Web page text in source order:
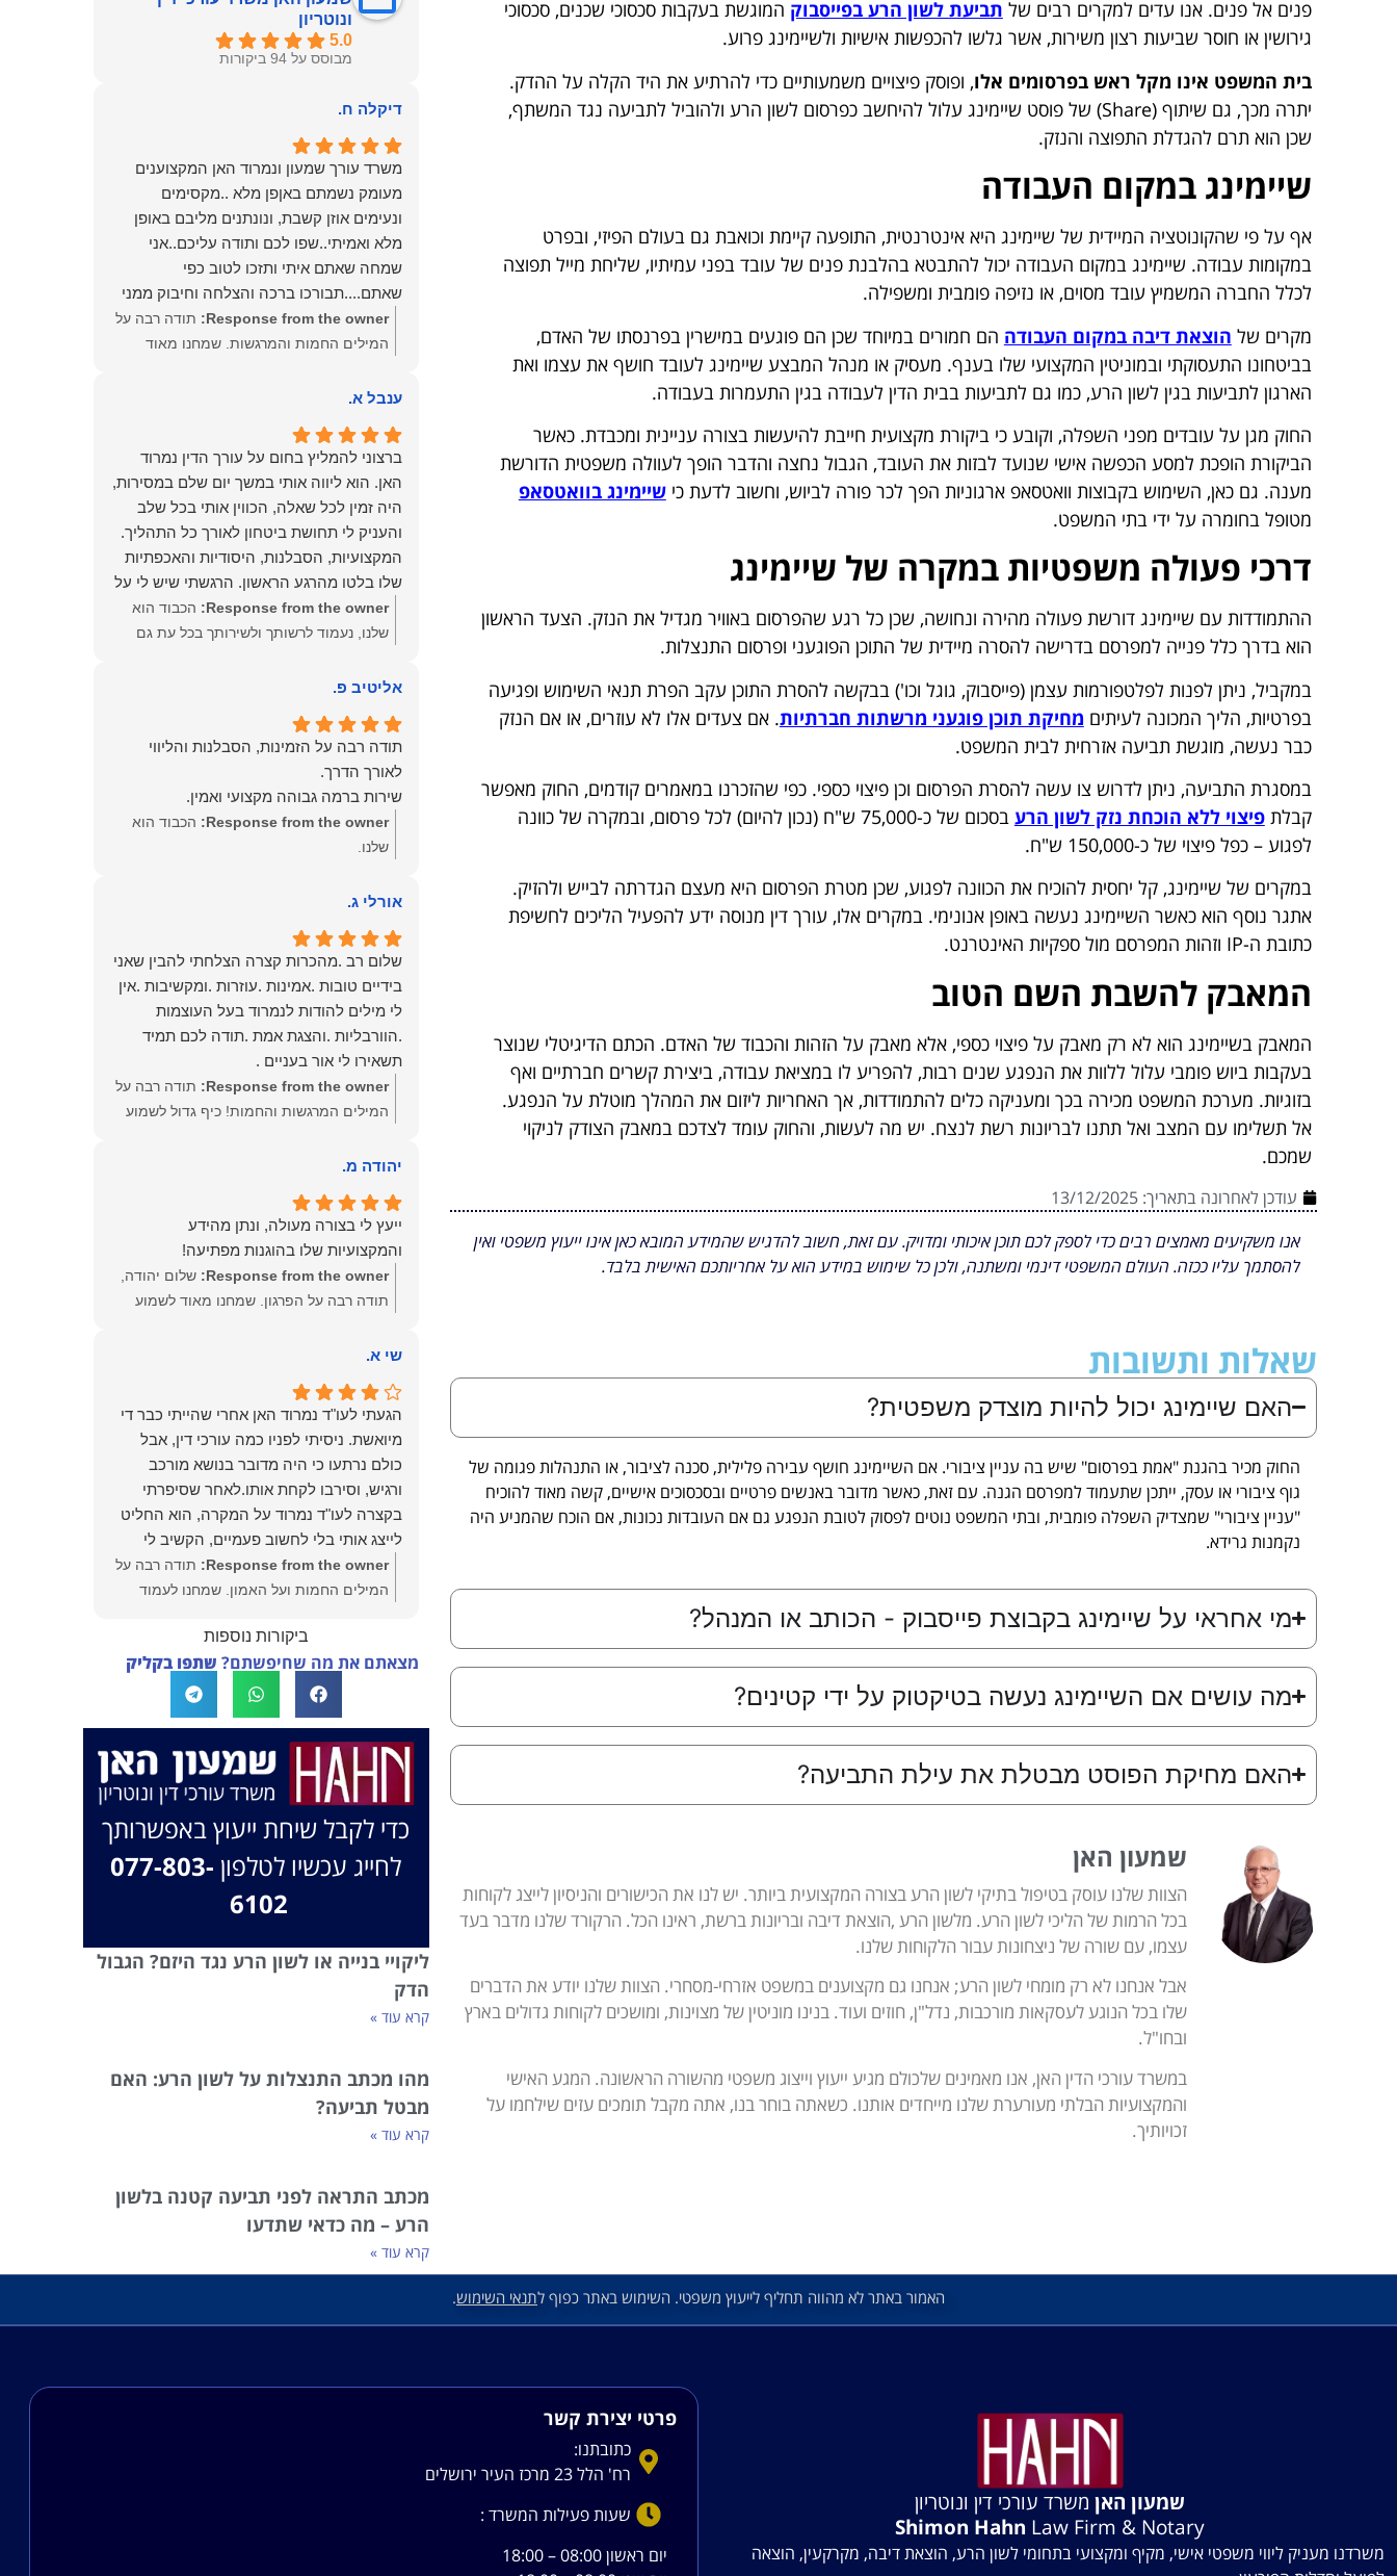
פנים אל פנים. אנו עדים למקרים רבים של תביעת לשון הרע בפייסבוק המוגשת בעקבות סכסוכי שכנים, סכסוכי
גירושין או חוסר שביעות רצון משירות, אשר גלשו להכפשות אישיות ולשיימינג פרוע.
בית המשפט אינו מקל ראש בפרסומים אלו, ופוסק פיצויים משמעותיים כדי להרתיע את היד הקלה על ההדק.
יתרה מכך, גם שיתוף (Share) של פוסט שיימינג עלול להיחשב כפרסום לשון הרע ולהוביל לתביעה נגד המשתף,
שכן הוא תרם להגדלת התפוצה והנזק.
שיימינג במקום העבודה
אף על פי שהקונוטציה המיידית של שיימינג היא אינטרנטית, התופעה קיימת וכואבת גם בעולם הפיזי, ובפרט
במקומות עבודה. שיימינג במקום העבודה יכול להתבטא בהלבנת פנים של עובד בפני עמיתיו, שליחת מייל תפוצה
לכלל החברה המשמיץ עובד מסוים, או נזיפה פומבית ומשפילה.
מקרים של הוצאת דיבה במקום העבודה הם חמורים במיוחד שכן הם פוגעים במישרין בפרנסתו של האדם,
בביטחונו התעסוקתי ובמוניטין המקצועי שלו בענף. מעסיק או מנהל המבצע שיימינג לעובד חושף את עצמו ואת
הארגון לתביעות בגין לשון הרע, כמו גם לתביעות בבית הדין לעבודה בגין התעמרות בעבודה.
החוק מגן על עובדים מפני השפלה, וקובע כי ביקורת מקצועית חייבת להיעשות בצורה עניינית ומכבדת. כאשר
הביקורת הופכת למסע הכפשה אישי שנועד לבזות את העובד, הגבול נחצה והדבר הופך לעוולה משפטית הדורשת
מענה. גם כאן, השימוש בקבוצות וואטסאפ ארגוניות הפך לכר פורה לביוש, וחשוב לדעת כישיימינג בוואטסאפ
מטופל בחומרה על ידי בתי המשפט.
דרכי פעולה משפטיות במקרה של שיימינג
ההתמודדות עם שיימינג דורשת פעולה מהירה ונחושה, שכן כל רגע שהפרסום באוויר מגדיל את הנזק. הצעד הראשון
הוא בדרך כלל פנייה למפרסם בדרישה להסרה מיידית של התוכן הפוגעני ופרסום התנצלות.
במקביל, ניתן לפנות לפלטפורמות עצמן (פייסבוק, גוגל וכו') בבקשה להסרת התוכן עקב הפרת תנאי השימוש ופגיעה
בפרטיות, הליך המכונה לעיתים מחיקת תוכן פוגעני מרשתות חברתיות. אם צעדים אלו לא עוזרים, או אם הנזק
כבר נעשה, מוגשת תביעה אזרחית לבית המשפט.
במסגרת התביעה, ניתן לדרוש צו עשה להסרת הפרסום וכן פיצוי כספי. כפי שהזכרנו במאמרים קודמים, החוק מאפשר
קבלתפיצוי ללא הוכחת נזק לשון הרע
בסכום של כ-75,000 ש"ח (נכון להיום) לכל פרסום, ובמקרה של כוונה
לפגוע – כפל פיצוי של כ-150,000 ש"ח.
במקרים של שיימינג, קל יחסית להוכיח את הכוונה לפגוע, שכן מטרת הפרסום היא מעצם הגדרתה לבייש ולהזיק.
אתגר נוסף הוא כאשר השיימינג נעשה באופן אנונימי. במקרים אלו, עורך דין מנוסה ידע להפעיל הליכים לחשיפת
כתובת ה-IP וזהות המפרסם מול ספקיות האינטרנט.
המאבק להשבת השם הטוב
המאבק בשיימינג הוא לא רק מאבק על פיצוי כספי, אלא מאבק על הזהות והכבוד של האדם. הכתם הדיגיטלי שנוצר
בעקבות ביוש פומבי עלול ללוות את הנפגע שנים רבות, להפריע לו במציאת עבודה, ביצירת קשרים חברתיים ואף
בזוגיות. מערכת המשפט מכירה בכך ומעניקה כלים להתמודדות, אך האחריות ליזום את המהלך מוטלת על הנפגע.
אל תשלימו עם המצב ואל תתנו לבריונות רשת לנצח. יש מה לעשות, והחוק עומד לצדכם במאבק הצודק לניקוי
שמכם.
עודכן לאחרונה בתאריך: 13/12/2025
אנו משקיעים מאמצים רבים כדי לספק לכם תוכן איכותי ומדויק. עם זאת, חשוב להדגיש שהמידע המובא כאן אינו ייעוץ משפטי ואין
להסתמך עליו ככזה. העולם המשפטי דינמי ומשתנה, ולכן כל שימוש במידע הוא על אחריותכם האישית בלבד.
שאלות ותשובות
האם שיימינג יכול להיות מוצדק משפטית?
החוק מכיר בהגנת "אמת בפרסום" שיש בה עניין ציבורי. אם השיימינג חושף עבירה פלילית, סכנה לציבור, או התנהלות פגומה של
גוף ציבורי או עסק, ייתכן שתעמוד למפרסם הגנה. עם זאת, כאשר מדובר באנשים פרטיים ובסכסוכים אישיים, קשה מאוד להוכיח
"עניין ציבורי" שמצדיק השפלה פומבית, ובתי המשפט נוטים לפסוק לטובת הנפגע גם אם העובדות נכונות, אם הוכח שהמניע היה
נקמנות גרידא.
מי אחראי על שיימינג בקבוצת פייסבוק - הכותב או המנהל?
מה עושים אם השיימינג נעשה בטיקטוק על ידי קטינים?
האם מחיקת הפוסט מבטלת את עילת התביעה?
שמעון האן
הצוות שלנו עוסק בטיפול בתיקי לשון הרע בצורה המקצועית ביותר. יש לנו את הכישורים והניסיון לייצג לקוחות
בכל הרמות של הליכי לשון הרע. מלשון הרע ,הוצאת דיבה ובריונות ברשת, ראינו הכל. הרקורד שלנו מדבר בעד
עצמו, עם שורה של ניצחונות עבור הלקוחות שלנו.
אבל אנחנו לא רק מומחי לשון הרע; אנחנו גם מקצוענים במשפט אזרחי-מסחרי. הצוות שלנו יודע את הדברים
שלו בכל הנוגע לעסקאות מורכבות, נדל"ן, חוזים ועוד. בנינו מוניטין של מצוינות, ומושכים לקוחות גדולים בארץ
ובחו"ל.
במשרד עורכי הדין האן, אנו מאמינים שלכולם מגיע ייעוץ וייצוג משפטי מהשורה הראשונה. המגע האישי
והמקצועיות הבלתי מעורערת שלנו מייחדים אותנו. כשאתה בוחר בנו, אתה מקבל תומכים עזים שילחמו על
זכויותיך.
ונוטריון
5.0
מבוסס על 94 ביקורות
דיקלה ח.
משרד עורך שמעון ונמרוד האן המקצוענים
מעומק נשמתם באןפן מלא ..מקסימים
ונעימים אוזן קשבת, ונונתנים מליבם באופן
מלא ואמיתי..שפו לכם ותודה עליכם..אני
שמחה שאתם איתי ותזכו לטוב כפי
שאתם....תבורכו ברכה והצלחה וחיבוק ממני
🙂😘💓
Response from the owner:
תודה רבה על
המילים החמות והמרגשות. שמחנו מאוד
שנתת בנו ונמשיך לעמוד לצידך וללוות אותך
הצלחה, ברכה ובשורות טובות. שמעון האן
משרד עורכי דין ונוטריון
ענבל א.
ברצוני להמליץ בחום על עורך הדין נמרוד
האן. הוא ליווה אותי במשך יום שלם במסירות,
היה זמין לכל שאלה, הכווין אותי בכל שלב
והעניק לי תחושת ביטחון לאורך כל התהליך.
המקצועיות, הסבלנות, היסודיות והאכפתיות
שלו בלטו מהרגע הראשון. הרגשתי שיש לי על
מי לסמוך, ואני ממליצה עליו מכל הלב לכל מי
שמחפש עורך דין מקצועי, אמין ומסור.
Response from the owner:
הכבוד הוא
שלנו, נעמוד לרשותך ולשירותך בכל עת גם
אליטיב פ.
תודה רבה על הזמינות, הסבלנות והליווי
שירות ברמה גבוהה מקצועי ואמין.
Response from the owner:
הכבוד הוא
שלנו.
אורלי ג.
שלום רב .מהכרות קצרה הצלחתי להבין שאני
בידיים טובות .אמינות .עוזרות .ומקשיבות .אין
לי מילים להודות לנמרוד בעל העוצמות
.הוורבליות .והצגת אמת .תודה לכם תמיד
תשאירו לי אור בעניים .
Response from the owner:
תודה רבה על
המילים המרגשות והחמות! כיף גדול לשמוע
שווה את הכל. נשמח תמיד לעמוד לרשותך!
יהודה מ.
ייעץ לי בצורה מעולה, ונתן מהידע
והמקצועיות שלו בהוגנות מפתיעה!
Response from the owner:
שלום יהודה,
תודה רבה על הפרגון. שמחנו מאוד לשמוע
הוגנות ומקצועיות הן מעל הכל. נשמח תמיד
שי א.
הגעתי לעו"ד נמרוד האן אחרי שהייתי כבר די
מיואשת. ניסיתי לפניו כמה עורכי דין, אבל
כולם נרתעו כי היה מדובר בנושא מורכב
ורגיש, וסירבו לקחת אותו.לאחר שסיפרתי
בקצרה לעו"ד נמרוד על המקרה, הוא החליט
לייצג אותי בלי לחשוב פעמיים, הקשיב לי
ולקח את התיק שלי פרו בונו מכל הלב.
Response from the owner:
תודה רבה על
המילים החמות ועל האמון. שמחנו לעמוד
המון הצלחה בהמשך. תמיד כאן בשבילך.
בברכה, משרד עו"ד שמעון האן ונוטריון
ביקורות נוספות
מצאתם את מה שחיפשתם? שתפו בקליק
כדי לקבל שיחת ייעוץ באפשרותך
לחייג עכשיו לטלפון 077-803-
6102
ליקויי בנייה או לשון הרע נגד היזם? הגבול
הדק
קרא עוד »
מהו מכתב התנצלות על לשון הרע: האם
מבטל תביעה?
קרא עוד »
מכתב התראה לפני תביעה קטנה בלשון
הרע – מה כדאי שתדעו
קרא עוד »
האמור באתר לא מהווה תחליף לייעוץ משפטי. השימוש באתר כפוף לתנאי השימוש.
שמעון האןמשרד עורכי דין ונוטריון
Shimon Hahn Law Firm & Notary
משרדנו מעניק ליווי משפטי אישי, מקיף ומקצועי בתחומי לשון הרע, הוצאת דיבה, מקרקעין, הוצאה
פרטי יצירת קשר
כתובתנו:
רח' הלל 23 מרכז העיר ירושלים
שעות פעילות המשרד :
יום ראשון 08:00 – 18:00